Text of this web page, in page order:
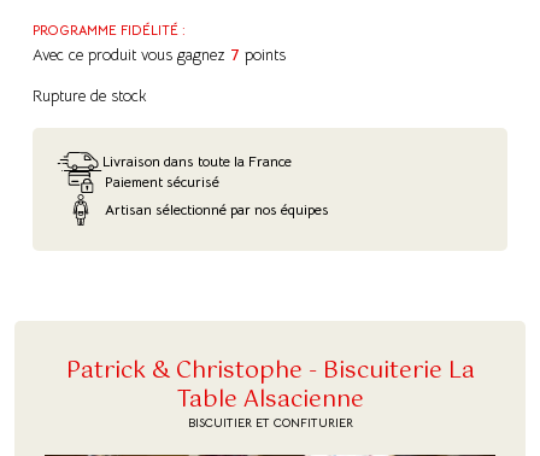
PROGRAMME FIDÉLITÉ :
Avec ce produit vous gagnez 7 points
Rupture de stock
Livraison dans toute la France
Paiement sécurisé
Artisan sélectionné par nos équipes
Patrick & Christophe - Biscuiterie La
Table Alsacienne
BISCUITIER ET CONFITURIER